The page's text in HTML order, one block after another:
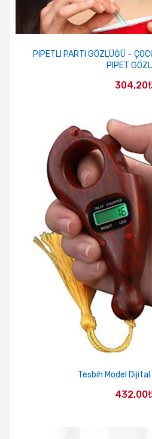
PIPETLI PARTI GÖZLÜĞÜ –
PIPET
304,20
Tesbih Model
432,00